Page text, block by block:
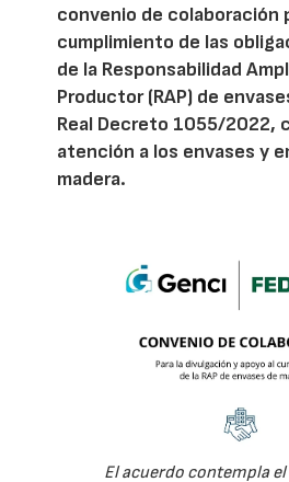
convenio de colaboración
cumplimiento de las
de la Responsabilidad
Productor (RAP) de
Real Decreto 1055/2022,
atención a los envases y
madera.
El acuerdo contempla